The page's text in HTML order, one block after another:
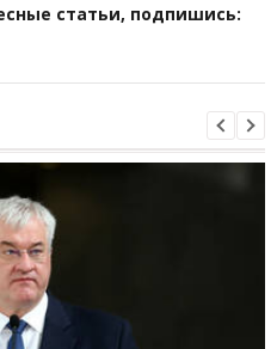
статьи, подпишись: